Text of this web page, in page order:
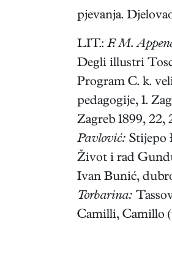
pjevanja.
LIT.: F. M.
Degli illustri
Program C. k.
pedagogije, 1.
Zagreb 1899,
Pavlović: Stijepo
Život i rad
Ivan Bunić,
Torbarina:
Camilli, Camillo